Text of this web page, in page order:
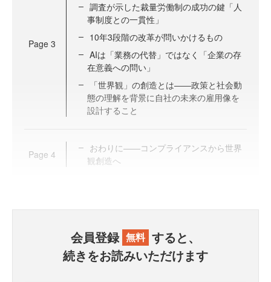
Page 3
調査が示した裁量労働制の成功の鍵「人
事制度との一貫性」
10年3段階の改革が問いかけるもの
AIは「業務の代替」ではなく「企業の存
在意義への問い」
「世界観」の創造とは——政策と社会動
態の理解を背景に自社の未来の雇用像を
設計すること
Page 4
おわりに——コンプライアンスから世界
観創造へ
会員登録 無料 すると、
続きをお読みいただけます